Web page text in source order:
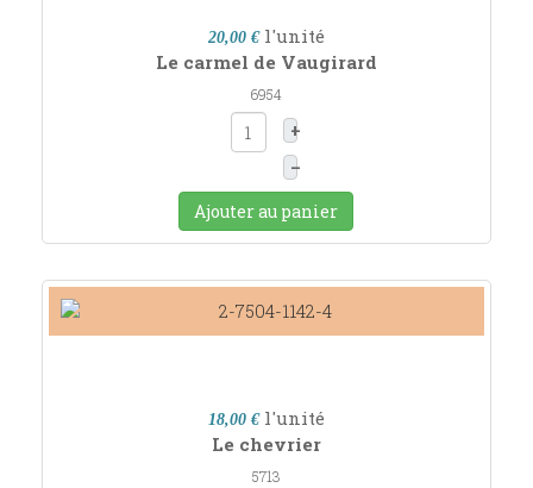
20,00 € l'unité
Le carmel de Vaugirard
6954
+
–
Ajouter au panier
18,00 € l'unité
Le chevrier
5713